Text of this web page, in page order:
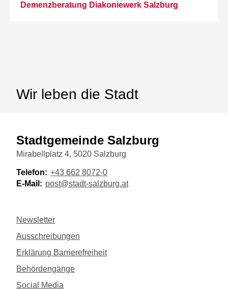
Demenzberatung Diakoniewerk Salzburg
Wir leben die Stadt
Stadtgemeinde Salzburg
Mirabellplatz 4, 5020 Salzburg
Telefon: +43 662 8072-0
E-Mail: post@stadt-salzburg.at
Newsletter
Ausschreibungen
Erklärung Barrierefreiheit
Behördengänge
Social Media